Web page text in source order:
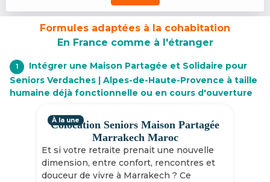
Formules adaptées à la cohabitation
En France comme à l'étranger
1
Intégrer une Maison Partagée et Solidaire pour
Seniors Verdaches | Alpes-de-Haute-Provence à taille
humaine déjà fonctionnelle ou en cours d'ouverture
Colocation Seniors Maison Partagée
Marrakech Maroc
Et si votre retraite prenait une nouvelle
dimension, entre confort, rencontres et
douceur de vivre à Marrakech ? Ce
À la une